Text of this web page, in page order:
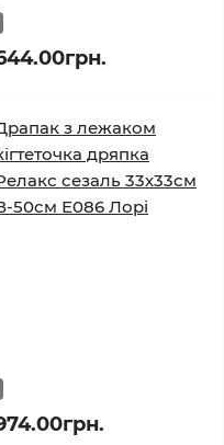
з лежаком
дряпка
сезаль 33х33см
50см Е086 Лорі